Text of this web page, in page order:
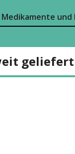
Medikamente und
geliefert